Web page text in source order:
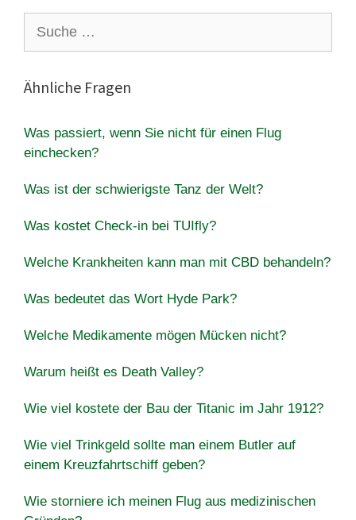
nach:
Ähnliche Fragen
Was passiert, wenn Sie nicht für einen Flug
einchecken?
Was ist der schwierigste Tanz der Welt?
Was kostet Check-in bei TUIfly?
Welche Krankheiten kann man mit CBD behandeln?
Was bedeutet das Wort Hyde Park?
Welche Medikamente mögen Mücken nicht?
Warum heißt es Death Valley?
Wie viel kostete der Bau der Titanic im Jahr 1912?
Wie viel Trinkgeld sollte man einem Butler auf
einem Kreuzfahrtschiff geben?
Wie storniere ich meinen Flug aus medizinischen